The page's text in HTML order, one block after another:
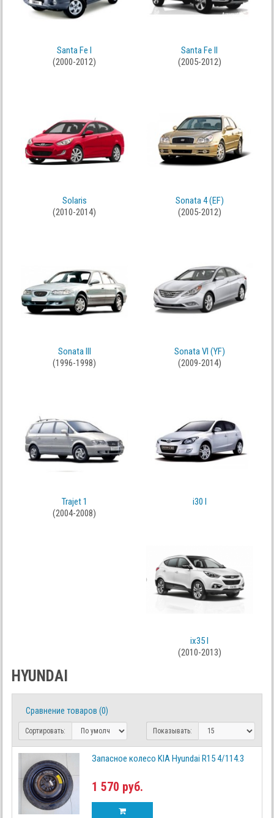
Santa Fe I
(2000-2012)
Santa Fe II
(2005-2012)
Solaris
(2010-2014)
Sonata 4 (EF)
(2005-2012)
Sonata III
(1996-1998)
Sonata VI (YF)
(2009-2014)
Trajet 1
(2004-2008)
i30 I
ix35 I
(2010-2013)
HYUNDAI
Сравнение товаров (0)
Сортировать: Показывать:
Запасное колесо KIA Hyundai R15 4/114.3
1 570 руб.